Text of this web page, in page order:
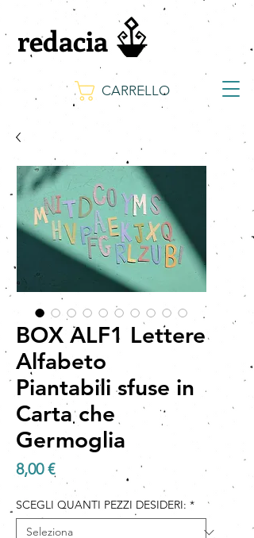
CARRELLO
redacia
BOX ALF1 Lettere
Alfabeto
Piantabili sfuse in
Carta che
Germoglia
8,00 €Prezzo
SCEGLI QUANTI PEZZI DESIDERI: *